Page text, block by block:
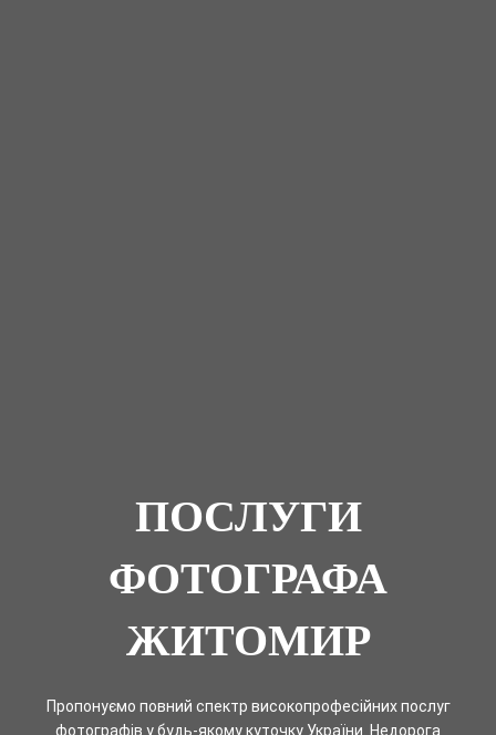
ПОСЛУГИ
ФОТОГРАФА
ЖИТОМИР
Пропонуємо повний спектр високопрофесійних послуг
фотографів у будь-якому куточку України. Недорога